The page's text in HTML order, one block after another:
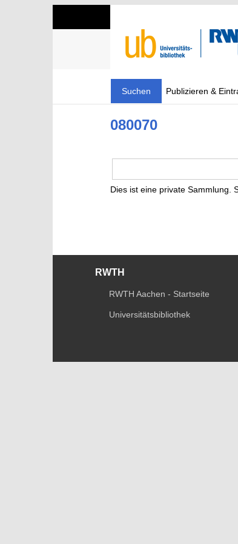
Suchen Publizieren &
080070
Dies ist eine private Sammlung.
RWTH
RWTH Aachen - Startseite
Universitätsbibliothek